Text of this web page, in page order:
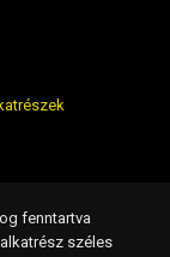
fenntartva
széles